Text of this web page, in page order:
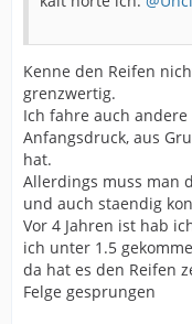
Kenne den Reifen
grenzwertig.
Ich fahre auch
Anfangsdruck, aus
hat.
Allerdings muss man
und auch staendig
Vor 4 Jahren ist hab
ich unter 1.5
da hat es den Reifen
Felge gesprungen